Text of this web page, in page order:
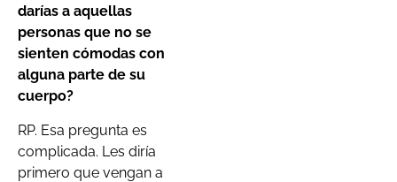
darías a aquellas
personas que no se
sienten cómodas con
alguna parte de su
cuerpo?
RP. Esa pregunta es
complicada. Les diría
primero que vengan a